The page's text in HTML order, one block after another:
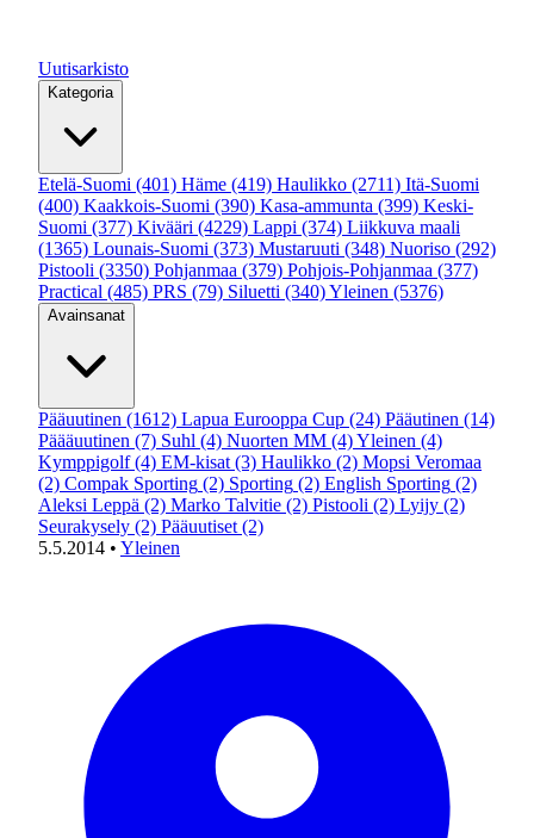
Uutisarkisto
Kategoria
Etelä-Suomi (401) Häme (419) Haulikko (2711) Itä-Suomi
(400) Kaakkois-Suomi (390) Kasa-ammunta (399) Keski-
Suomi (377) Kivääri (4229) Lappi (374) Liikkuva maali
(1365) Lounais-Suomi (373) Mustaruuti (348) Nuoriso (292)
Pistooli (3350) Pohjanmaa (379) Pohjois-Pohjanmaa (377)
Practical (485) PRS (79) Siluetti (340)Yleinen (5376)
Avainsanat
Pääuutinen (1612) Lapua Eurooppa Cup (24) Pääutinen (14)
Päääuutinen (7) Suhl (4) Nuorten MM (4)Yleinen (4)
Kymppigolf (4) EM-kisat (3) Haulikko (2) Mopsi Veromaa
(2) Compak Sporting (2) Sporting (2) English Sporting (2)
Aleksi Leppä (2) Marko Talvitie (2) Pistooli (2) Lyijy (2)
Seurakysely (2) Pääuutiset (2)
5.5.2014 • Yleinen